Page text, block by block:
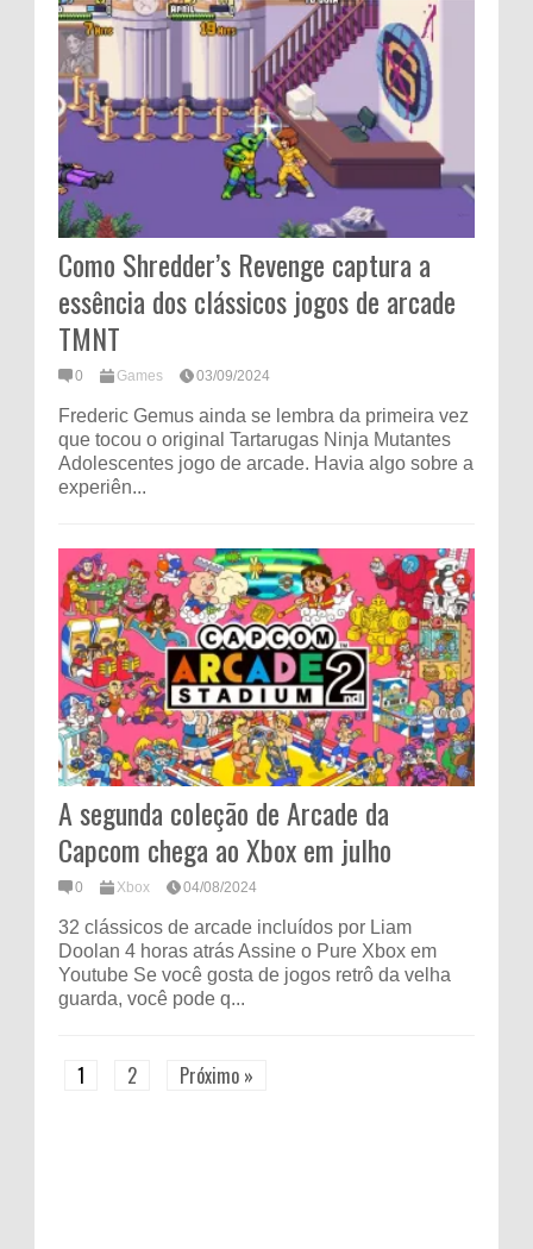
Como Shredder’s Revenge captura a
essência dos clássicos jogos de arcade
TMNT
0 Games 03/09/2024
Frederic Gemus ainda se lembra da primeira vez
que tocou o original Tartarugas Ninja Mutantes
Adolescentes jogo de arcade. Havia algo sobre a
experiên...
A segunda coleção de Arcade da
Capcom chega ao Xbox em julho
0 Xbox 04/08/2024
32 clássicos de arcade incluídos por Liam
Doolan 4 horas atrás Assine o Pure Xbox em
Youtube Se você gosta de jogos retrô da velha
guarda, você pode q...
1 2 Próximo »